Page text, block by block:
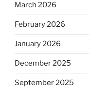
March 2026
February 2026
January 2026
December 2025
September 2025